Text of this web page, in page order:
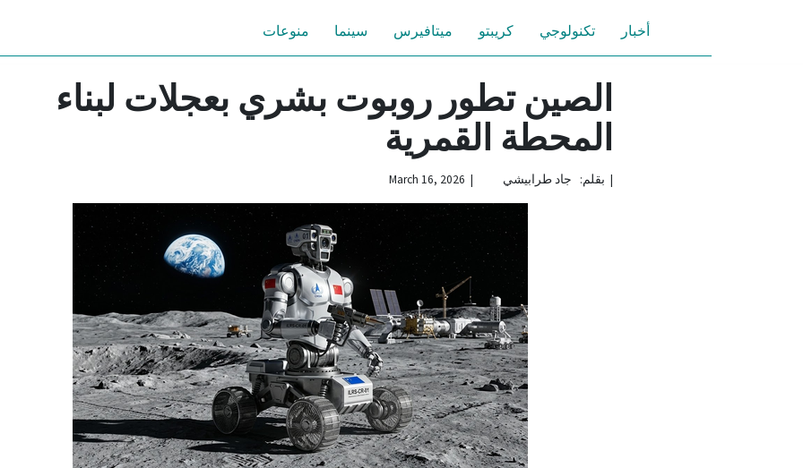
أخبار تكنولوجي كريبتو ميتافيرس سينما منوعات
الصين تطور روبوت بشري بعجلات لبناء
المحطة القمرية
| بقلم: جاد طرابيشي | March 16, 2026